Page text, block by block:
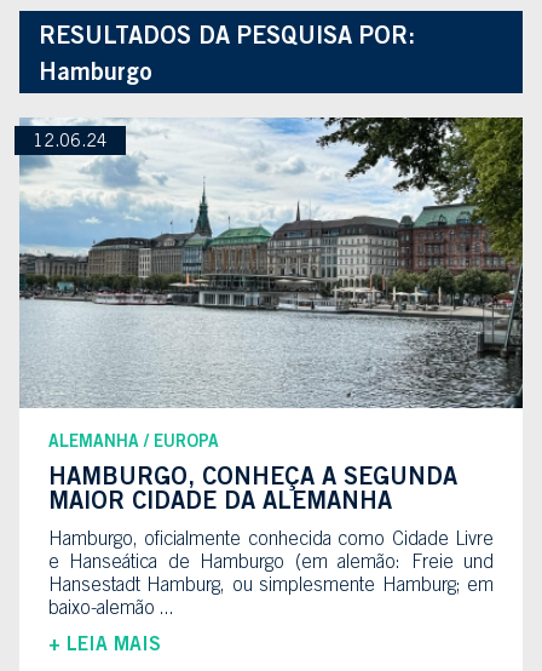
RESULTADOS DA PESQUISA POR:
Hamburgo
12.06.24
ALEMANHA EUROPA
HAMBURGO, CONHEÇA A SEGUNDA
MAIOR CIDADE DA ALEMANHA
Hamburgo, oficialmente conhecida como Cidade Livre
e Hanseática de Hamburgo (em alemão: Freie und
Hansestadt Hamburg, ou simplesmente Hamburg; em
baixo-alemão ...
+ LEIA MAIS